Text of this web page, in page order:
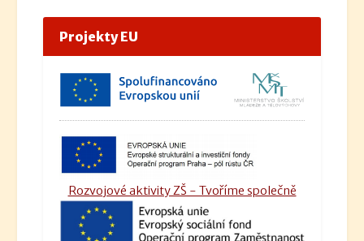
Projekty EU
Rozvojové aktivity ZŠ - Tvoříme společně